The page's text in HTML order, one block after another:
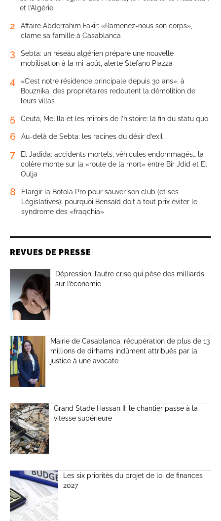
et l’Algérie
2
Affaire Abderrahim Fakir: «Ramenez-nous son corps»,
clame sa famille à Casablanca
3
Sebta: un réseau algérien prépare une nouvelle
mobilisation à la mi-août, alerte Stefano Piazza
4
«C’est notre résidence principale depuis 30 ans»: à
Bouznika, des propriétaires redoutent la démolition de
leurs villas
5 Ceuta, Melilla et les miroirs de l’histoire: la fin du statu quo
6 Au-delà de Sebta: les racines du désir d’exil
7
El Jadida: accidents mortels, véhicules endommagés… la
colère monte sur la «route de la mort» entre Bir Jdid et El
Oulja
8
Élargir la Botola Pro pour sauver son club (et ses
Législatives): pourquoi Bensaïd doit à tout prix éviter le
syndrome des «fraqchia»
REVUES DE PRESSE
Dépression: l’autre crise qui pèse des milliards
sur l’économie
Mairie de Casablanca: récupération de plus de 13
millions de dirhams indûment attribués par la
justice à une avocate
Grand Stade Hassan II: le chantier passe à la
vitesse supérieure
Les six priorités du projet de loi de finances
2027